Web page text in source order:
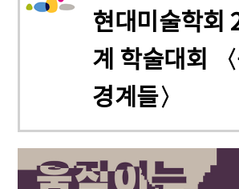
현대미술학회
계 학술대회
경계들〉